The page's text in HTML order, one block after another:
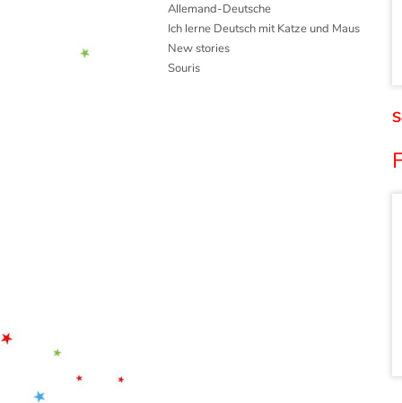
Allemand-Deutsche
Ich lerne Deutsch mit Katze und Maus
New stories
Souris